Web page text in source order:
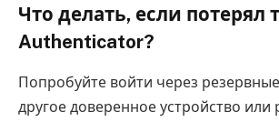
Что делать, если потерял
Authenticator?
Попробуйте войти через
другое доверенное устройство или